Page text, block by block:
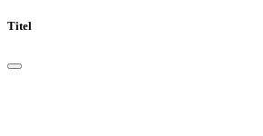
Titel